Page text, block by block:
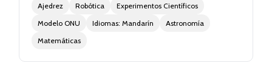
Ajedrez Robótica
Experimentos Científicos
Modelo ONU
Idiomas: Mandarín
Astronomía
Matemáticas